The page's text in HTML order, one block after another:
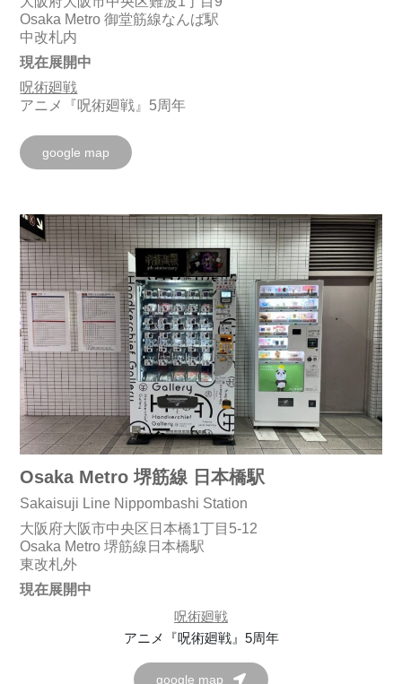
Osaka Metro 御堂筋線なんば駅
中改札内
現在展開中
呪術廻戦
アニメ『呪術廻戦』5周年
google map
Osaka Metro 堺筋線 日本橋駅
Sakaisuji Line Nippombashi Station
大阪府大阪市中央区日本橋1丁目5-12
Osaka Metro 堺筋線日本橋駅
東改札外
現在展開中
呪術廻戦
アニメ『呪術廻戦』5周年
google map